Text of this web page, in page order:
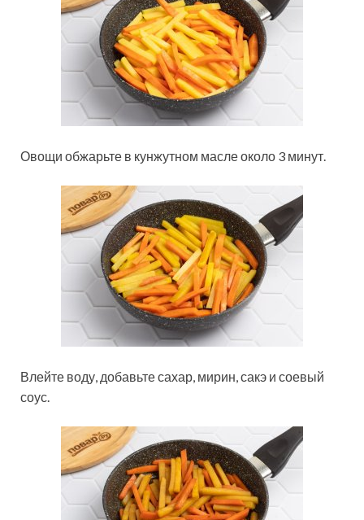
Овощи обжарьте в кунжутном масле около 3 минут.
Влейте воду, добавьте сахар, мирин, сакэ и соевый
соус.